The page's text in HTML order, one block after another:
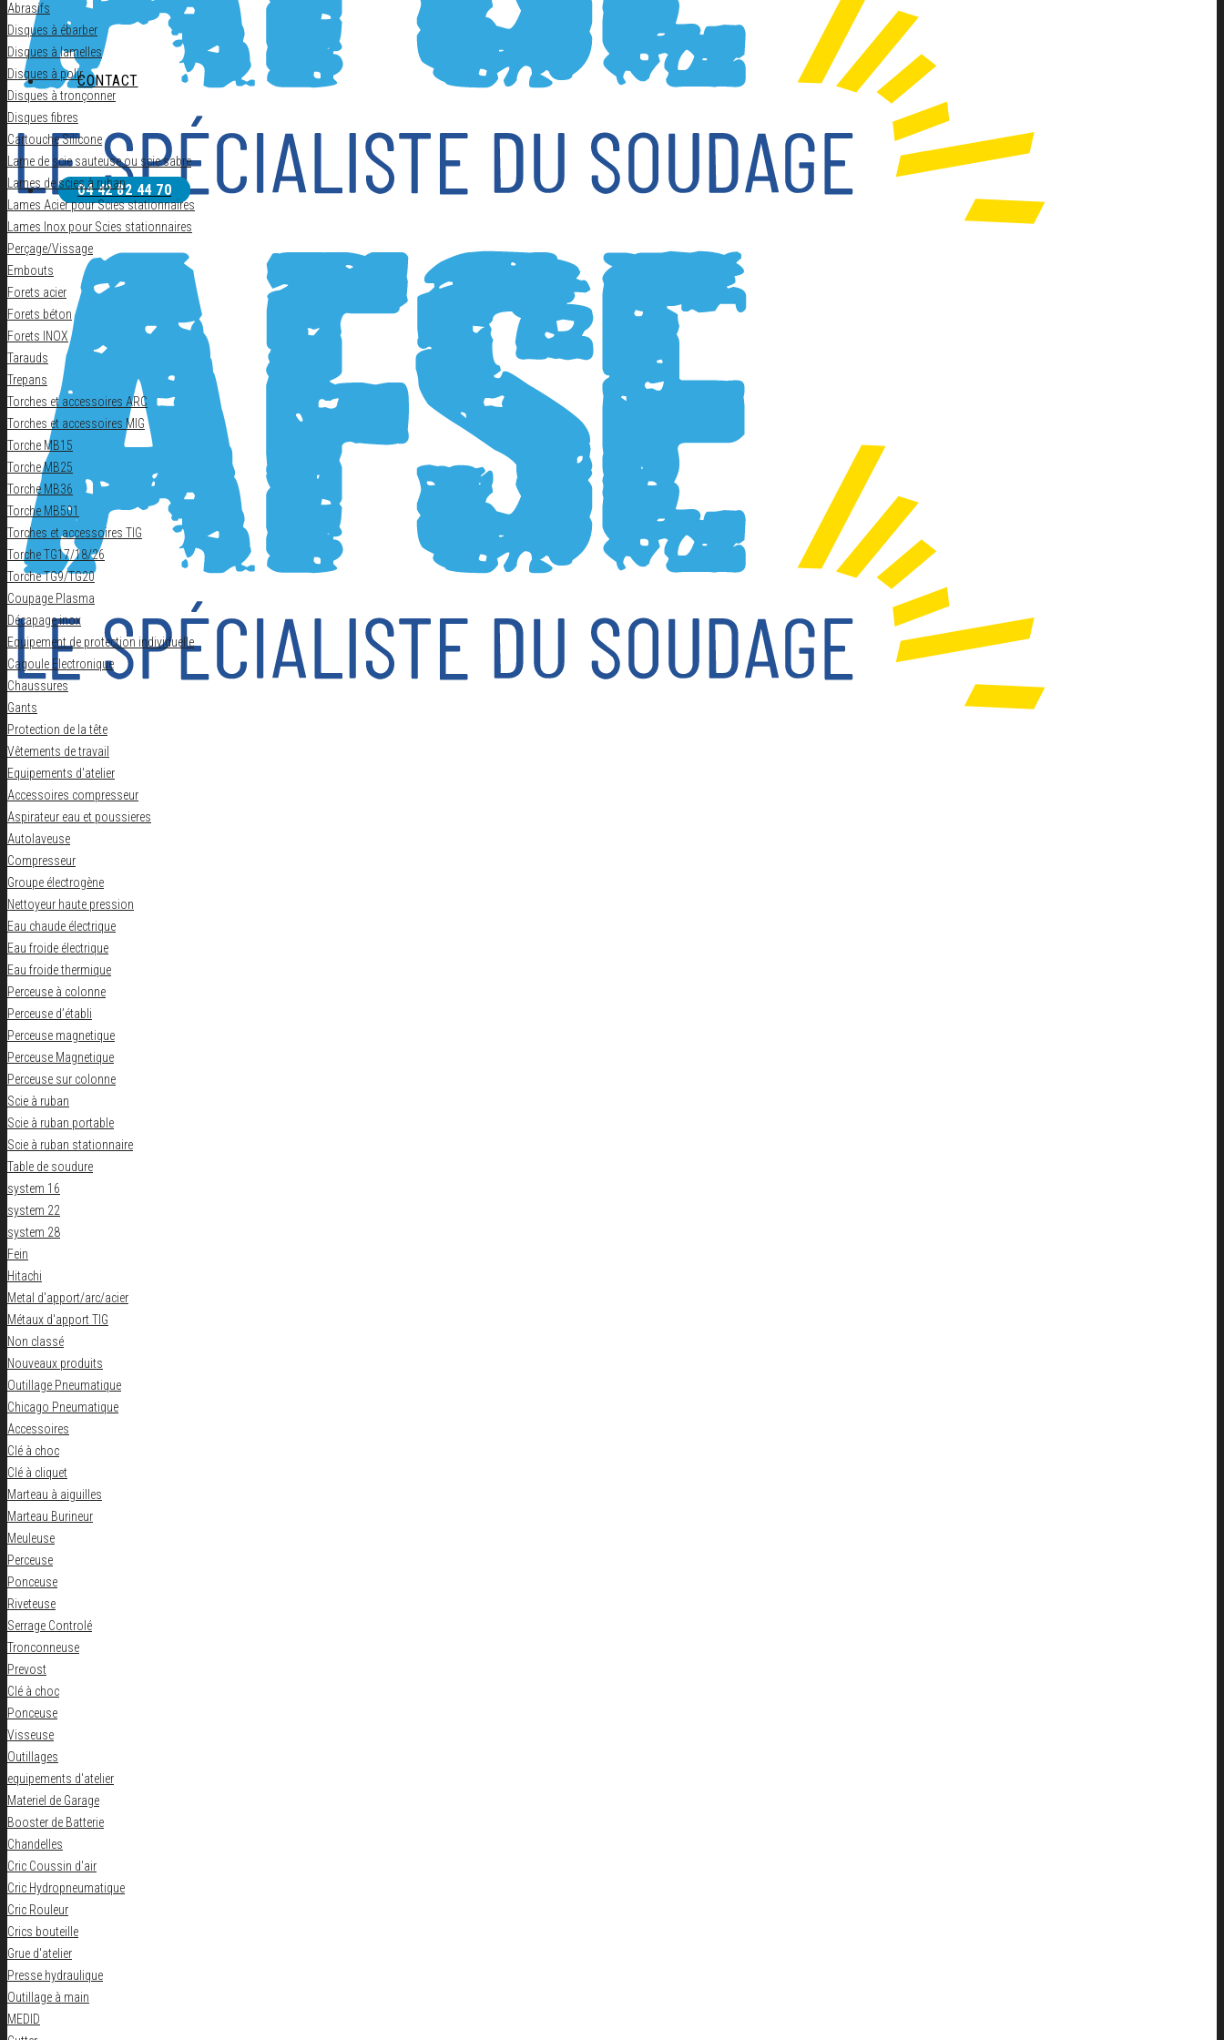
CONTACT
04 42 82 44 70
Abrasifs
Disques à ébarber
Disques à lamelles
Disques à polir
Disques à tronçonner
Disques fibres
Cartouche Silicone
Lame de scie sauteuse ou scie sabre
Lames de scies à ruban
Lames Acier pour Scies stationnaires
Lames Inox pour Scies stationnaires
Perçage/Vissage
Embouts
Forets acier
Forets béton
Forets INOX
Tarauds
Trepans
Torches et accessoires ARC
Torches et accessoires MIG
Torche MB15
Torche MB25
Torche MB36
Torche MB501
Torches et accessoires TIG
Torche TG17/18/26
Torche TG9/TG20
Coupage Plasma
Décapage inox
Equipement de protection individuelle
Cagoule Electronique
Chaussures
Gants
Protection de la tête
Vêtements de travail
Equipements d'atelier
Accessoires compresseur
Aspirateur eau et poussieres
Autolaveuse
Compresseur
Groupe électrogène
Nettoyeur haute pression
Eau chaude électrique
Eau froide électrique
Eau froide thermique
Perceuse à colonne
Perceuse d’établi
Perceuse magnetique
Perceuse Magnetique
Perceuse sur colonne
Scie à ruban
Scie à ruban portable
Scie à ruban stationnaire
Table de soudure
system 16
system 22
system 28
Fein
Hitachi
Metal d'apport/arc/acier
Métaux d'apport TIG
Non classé
Nouveaux produits
Outillage Pneumatique
Chicago Pneumatique
Accessoires
Clé à choc
Clé à cliquet
Marteau à aiguilles
Marteau Burineur
Meuleuse
Perceuse
Ponceuse
Riveteuse
Serrage Controlé
Tronconneuse
Prevost
Clé à choc
Ponceuse
Visseuse
Outillages
equipements d'atelier
Materiel de Garage
Booster de Batterie
Chandelles
Cric Coussin d'air
Cric Hydropneumatique
Cric Rouleur
Crics bouteille
Grue d'atelier
Presse hydraulique
Outillage à main
MEDID